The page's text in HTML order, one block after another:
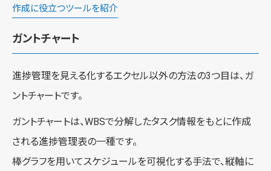
作成に役立つツールを紹介
ガントチャート
進捗管理を見える化するエクセル以外の方法の3つ目は、ガ
ントチャートです。
ガントチャートは、WBSで分解したタスク情報をもとに作成
される進捗管理表の一種です。
棒グラフを用いてスケジュールを可視化する手法で、縦軸に